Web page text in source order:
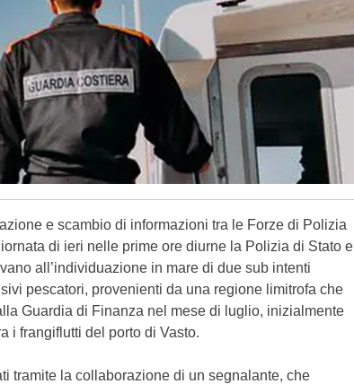
e scambio di informazioni tra le Forze di Polizia
di ieri nelle prime ore diurne la Polizia di Stato e
all’individuazione in mare di due sub intenti
pescatori, provenienti da una regione limitrofa che
Guardia di Finanza nel mese di luglio, inizialmente
i frangiflutti del porto di Vasto.
tramite la collaborazione di un segnalante, che